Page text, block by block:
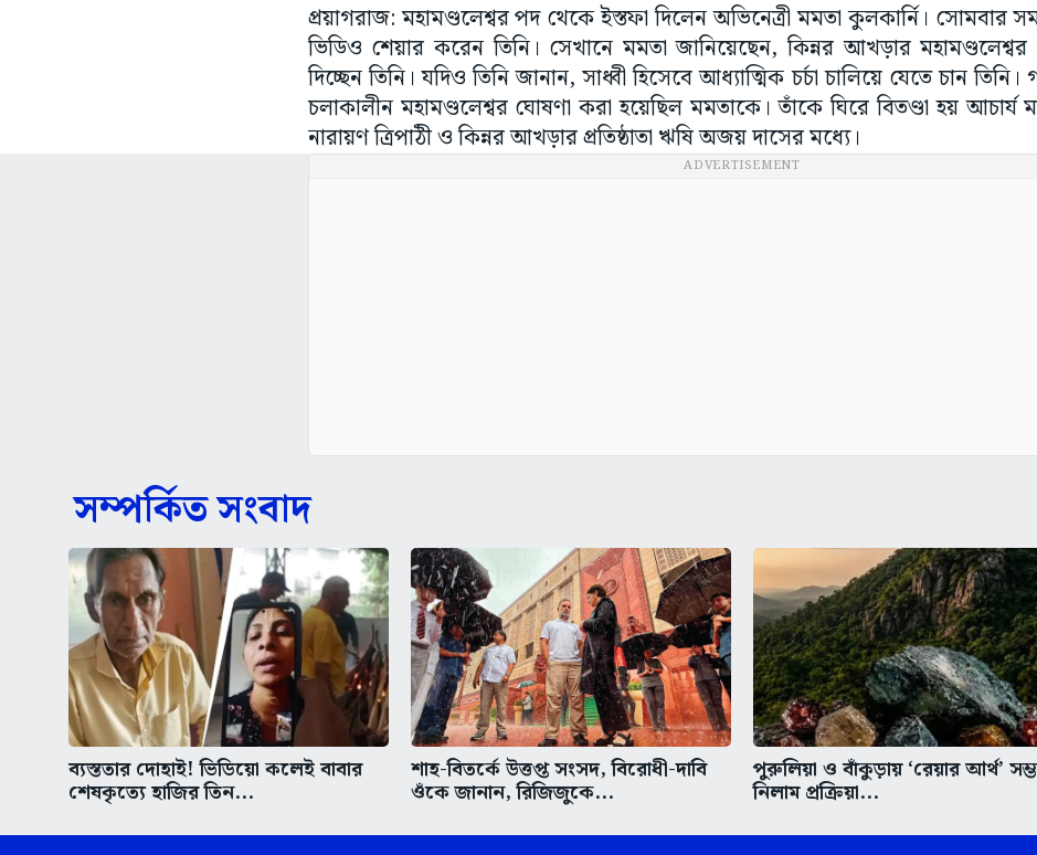
প্রয়াগরাজ: মহামণ্ডলেশ্বর পদ থেকে ইস্তফা দিলেন অভিনেত্রী মমতা কুলকার্নি। সোমবার
ভিডিও শেয়ার করেন তিনি। সেখানে মমতা জানিয়েছেন, কিন্নর আখড়ার
দিচ্ছেন তিনি। যদিও তিনি জানান, সাধ্বী হিসেবে আধ্যাত্মিক চর্চা চালিয়ে যেতে চান
চলাকালীন মহামণ্ডলেশ্বর ঘোষণা করা হয়েছিল মমতাকে। তাঁকে ঘিরে বিতণ্ডা হয় আচার্য
নারায়ণ ত্রিপাঠী ও কিন্নর আখড়ার প্রতিষ্ঠাতা ঋষি অজয় দাসের মধ্যে।
ADVERTISEMENT
সম্পর্কিত সংবাদ
ব্যস্ততার দোহাই! ভিডিয়ো কলেই বাবার
শেষকৃত্যে হাজির তিন...
শাহ-বিতর্কে উত্তপ্ত সংসদ, বিরোধী-দাবি
ওঁকে জানান, রিজিজুকে...
পুরুলিয়া ও বাঁকুড়ায় ‘রেয়ার আর্থ’
নিলাম প্রক্রিয়া...